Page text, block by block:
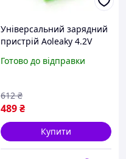
Універсальний зарядний
пристрій Aoleaky 4.2V
компактний для
impulse
Готово до відправки
489₴
612 ₴
Купити